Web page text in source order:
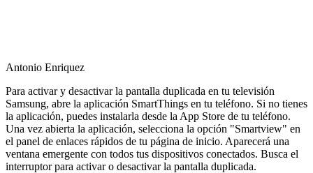
Antonio Enriquez
Para activar y desactivar la pantalla duplicada en tu televisión
Samsung, abre la aplicación SmartThings en tu teléfono. Si no tienes
la aplicación, puedes instalarla desde la App Store de tu teléfono.
Una vez abierta la aplicación, selecciona la opción "Smartview" en
el panel de enlaces rápidos de tu página de inicio. Aparecerá una
ventana emergente con todos tus dispositivos conectados. Busca el
interruptor para activar o desactivar la pantalla duplicada.